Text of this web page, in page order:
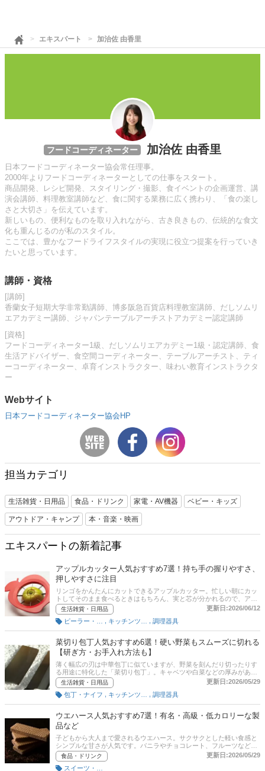
エキスパート 加治佐 由香里
フードコーディネーター 加治佐 由香里
日本フードコーディネーター協会常任理事。
2000年よりフードコーディネーターとしての仕事をスタート。
商品開発、レシピ開発、スタイリング・撮影、食イベントの企画運営、講
演会講師、料理教室講師など、食に関する業務に広く携わり、「食の楽し
さと大切さ」を伝えています。
新しいもの、便利なものを取り入れながら、古き良きもの、伝統的な食文
化も重んじるのが私のスタイル。
ここでは、豊かなフードライフスタイルの実現に役立つ提案を行っていき
たいと思っています。
講師・資格
[講師]
香蘭女子短期大学非常勤講師、博多阪急百貨店料理教室講師、だしソムリ
エアカデミー講師、ジャパンテーブルアーチストアカデミー認定講師
[資格]
フードコーディネーター1級、だしソムリエアカデミー1級・認定講師、食
生活アドバイザー、食空間コーディネーター、テーブルアーチスト、ティ
ーコーディネーター、卓育インストラクター、味わい教育インストラクタ
ー
Webサイト
日本フードコーディネーター協会HP
担当カテゴリ
生活雑貨・日用品 食品・ドリンク 家電・AV機器 ベビー・キッズ
アウトドア・キャンプ 本・音楽・映画
エキスパートの新着記事
アップルカッター人気おすすめ7選！持ち手の握りやすさ、
押しやすさに注目
リンゴをかんたんにカットできるアップルカッター。忙しい朝にカッ
トしてそのまま食べるときはもちろん、実と芯が分かれるので、アッ
プルパイなどのお菓子作りにも便利です。この記事では、文字列フー
ドコーディネーターの加治佐由香里さんにお話をうかがい、アップル
カッターの選び方、持ち手の握りやすさ、押しやすさに注目した貝印
やパール金属のおすすめ商品をご紹介します。記事後半では、通販サ
イトの人気ランキングもあるので、売れ筋や口コミをチェックしてみ
てください。
生活雑貨・日用品
更新日:2026/06/12
調理器具
菜切り包丁人気おすすめ6選！硬い野菜もスムーズに切れる
【研ぎ方・お手入れ方法も】
薄く幅広の刃は中華包丁に似ていますが、野菜を刻んだり切ったりす
る用途に特化した「菜切り包丁」。キャベツや白菜などの厚みがあり
葉が多い野菜を潰さずにスパッと切ることができたり、カボチャや大
根などの硬い野菜もスムーズに切ることができます。ただ菜切り包丁
といっても素材・大きさがさまざまで、なにを選べばいいか悩んでし
まいますよね。この記事では、菜切り包丁の選び方、貝印（関孫六）
やZWILLING、京セラなど人気メーカーから厳選したおすすめの商
品、研ぎ方の方法をご紹介します。記事後半には、Amazonなどの通
販サイトの最新人気ランキングのリンクもあるので、売れ筋や口コミ
を確認してみましょう。
生活雑貨・日用品
更新日:2026/05/29
包丁・ナイフ
調理器具
ウエハース人気おすすめ7選！有名・高級・低カロリーな製
品など
子どもから大人まで愛されるウエハース。サクサクとした軽い食感と
シンプルな甘さが人気です。バニラやチョコレート、フルーツなど味
の種類も豊富。また、不足しがちな栄養素を含む栄養機能食品も販売
されています。ここでは、ウエハースの選び方とおすすめ商品をご紹
介します。記事の最後には、amazonなど通販サイトの最新人気ラン
食品・ドリンク
更新日:2026/05/29